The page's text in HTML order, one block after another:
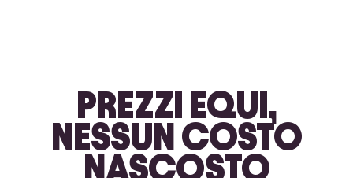
PREZZI EQUI,
NESSUN COSTO
NASCOSTO